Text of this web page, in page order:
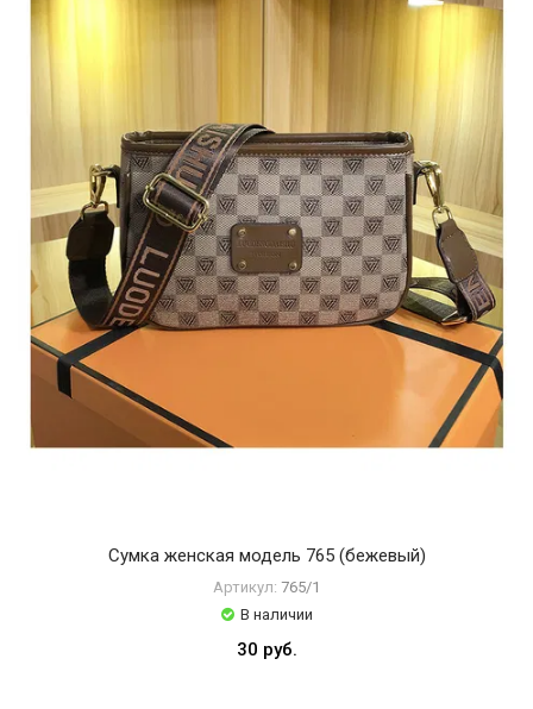
Сумка женская модель 765 (бежевый)
Артикул: 765/1
В наличии
30 руб.